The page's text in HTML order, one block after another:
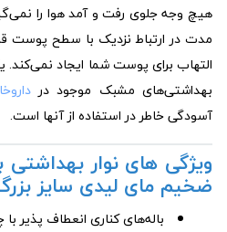
هیچ وجه جلوی رفت و آمد هوا را
مدت در ارتباط نزدیک با سطح پوست
التهاب برای پوست شما ایجاد نمی‌کند.
بهداشتی‌های مشبک موجود در
آسودگی خاطر در استفاده از آنها است.
ویژگی های نوار
ضخیم مای لیدی سایز
باله‌های کناری انعطاف